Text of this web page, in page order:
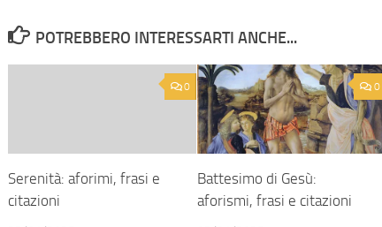
POTREBBERO INTERESSARTI ANCHE...
0
Serenità: aforimi, frasi e
citazioni
0
Battesimo di Gesù:
aforismi, frasi e citazioni